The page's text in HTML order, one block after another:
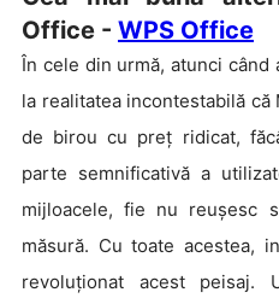
Office - WPS Office
În cele din urmă, atunci când
la realitatea incontestabilă
de birou cu preț ridicat,
parte semnificativă a
mijloacele, fie nu reușesc
măsură. Cu toate acestea,
revoluționat acest peisaj.